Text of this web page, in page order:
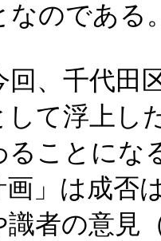
なのである
回、千代田
して浮上し
ることにな
画」は成
識者の意見